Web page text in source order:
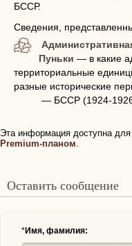
БССР.
Сведения,
Пуньки — в какие
территориальные
разные исторические
— БССР (1924-
Эта информация доступна для
Premium-планом.
Оставить сообщение
*Имя, фамилия: